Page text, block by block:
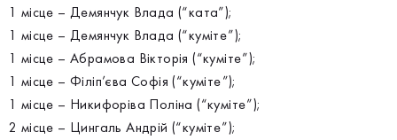
1 місце – Демянчук Влада (“ката”);
1 місце – Демянчук Влада (“куміте”);
1 місце – Абрамова Вікторія (“куміте”);
1 місце – Філіп’єва Софія (“куміте”);
1 місце – Никифоріва Поліна (“куміте”);
2 місце – Цингаль Андрій (“куміте”);